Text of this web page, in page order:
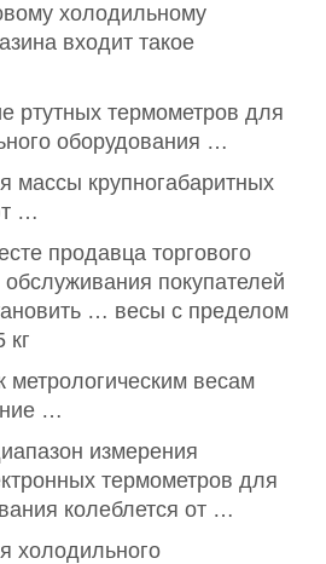
холодильному
входит такое
ртутных термометров для
оборудования …
массы крупногабаритных
…
продавца торгового
покупателей
… весы с пределом
кг
метрологическим весам
…
измерения
термометров для
колеблется от …
холодильного